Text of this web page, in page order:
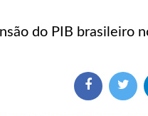
do PIB brasileiro